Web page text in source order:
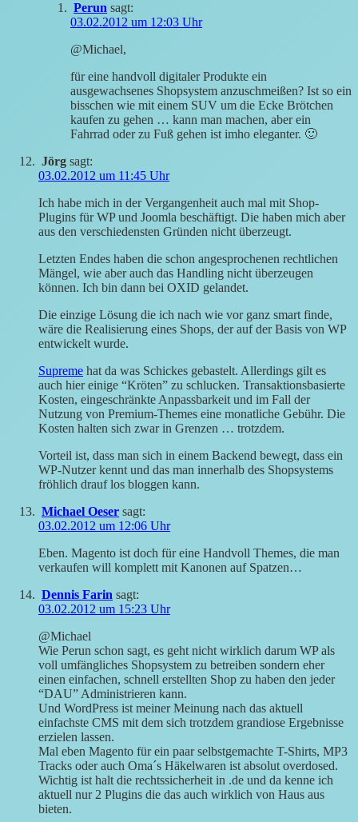
Perun sagt:
03.02.2012 um 12:03 Uhr
@Michael,
für eine handvoll digitaler Produkte ein
ausgewachsenes Shopsystem anzuschmeißen? Ist so ein
bisschen wie mit einem SUV um die Ecke Brötchen
kaufen zu gehen … kann man machen, aber ein
Fahrrad oder zu Fuß gehen ist imho eleganter. 🙂
Jörg sagt:
03.02.2012 um 11:45 Uhr
Ich habe mich in der Vergangenheit auch mal mit Shop-
Plugins für WP und Joomla beschäftigt. Die haben mich aber
aus den verschiedensten Gründen nicht überzeugt.
Letzten Endes haben die schon angesprochenen rechtlichen
Mängel, wie aber auch das Handling nicht überzeugen
können. Ich bin dann bei OXID gelandet.
Die einzige Lösung die ich nach wie vor ganz smart finde,
wäre die Realisierung eines Shops, der auf der Basis von WP
entwickelt wurde.
Supreme hat da was Schickes gebastelt. Allerdings gilt es
auch hier einige “Kröten” zu schlucken. Transaktionsbasierte
Kosten, eingeschränkte Anpassbarkeit und im Fall der
Nutzung von Premium-Themes eine monatliche Gebühr. Die
Kosten halten sich zwar in Grenzen … trotzdem.
Vorteil ist, dass man sich in einem Backend bewegt, dass ein
WP-Nutzer kennt und das man innerhalb des Shopsystems
fröhlich drauf los bloggen kann.
Michael Oeser sagt:
03.02.2012 um 12:06 Uhr
Eben. Magento ist doch für eine Handvoll Themes, die man
verkaufen will komplett mit Kanonen auf Spatzen…
Dennis Farin sagt:
03.02.2012 um 15:23 Uhr
@Michael
Wie Perun schon sagt, es geht nicht wirklich darum WP als
voll umfängliches Shopsystem zu betreiben sondern eher
einen einfachen, schnell erstellten Shop zu haben den jeder
“DAU” Administrieren kann.
Und WordPress ist meiner Meinung nach das aktuell
einfachste CMS mit dem sich trotzdem grandiose Ergebnisse
erzielen lassen.
Mal eben Magento für ein paar selbstgemachte T-Shirts, MP3
Tracks oder auch Oma´s Häkelwaren ist absolut overdosed.
Wichtig ist halt die rechtssicherheit in .de und da kenne ich
aktuell nur 2 Plugins die das auch wirklich von Haus aus
bieten.